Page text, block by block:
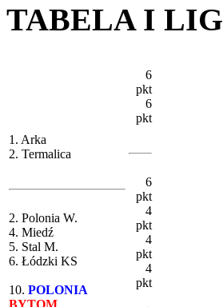
TABELA I
1. Arka
2. Termalica
2. Polonia W.
4. Miedź
5. Stal M.
6. Łódzki KS
10. POLONIA
6
pkt
6
pkt
6
pkt
4
pkt
4
pkt
4
pkt